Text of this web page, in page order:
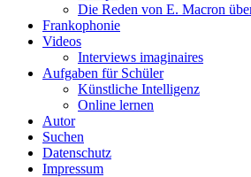
Die Reden von E. Macron
Frankophonie
Videos
Interviews imaginaires
Aufgaben für Schüler
Künstliche Intelligenz
Online lernen
Autor
Suchen
Datenschutz
Impressum